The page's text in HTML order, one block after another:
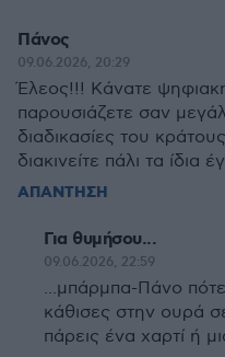
Πάνος
09.06.2026, 20:29
Έλεος!!! Κάνατε
παρουσιάζετε σαν
διαδικασίες του
διακινείτε πάλι τα
ΑΠΑΝΤΗΣΗ
Για θυμήσου...
09.06.2026, 22:59
...μπάρμπα-Πάνο
κάθισες στην ουρά
πάρεις ένα χαρτί ή